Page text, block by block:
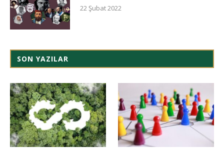
22 Şubat 2022
SON YAZILAR